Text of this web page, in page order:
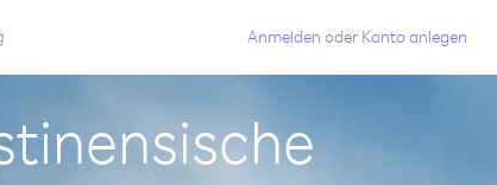
Anmelden oder Konto anlegen